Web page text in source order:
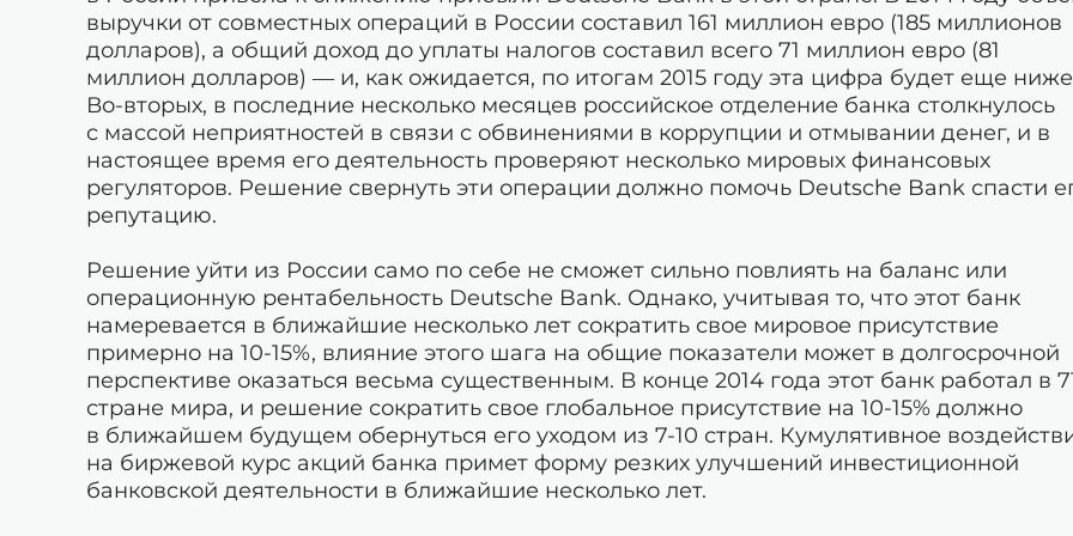
выручки от совместных операций в России составил 161 миллион евро (185 миллионов
долларов), а общий доход до уплаты налогов составил всего 71 миллион евро (81
миллион долларов) — и, как ожидается, по итогам 2015 году эта цифра будет еще
Во-вторых, в последние несколько месяцев российское отделение банка столкнулось
с массой неприятностей в связи с обвинениями в коррупции и отмывании денег, и в
настоящее время его деятельность проверяют несколько мировых финансовых
регуляторов. Решение свернуть эти операции должно помочь Deutsche Bank спасти
репутацию.
Решение уйти из России само по себе не сможет сильно повлиять на баланс или
операционную рентабельность Deutsche Bank. Однако, учитывая то, что этот банк
намеревается в ближайшие несколько лет сократить свое мировое присутствие
примерно на 10-15%, влияние этого шага на общие показатели может в долгосрочной
перспективе оказаться весьма существенным. В конце 2014 года этот банк работал в
стране мира, и решение сократить свое глобальное присутствие на 10-15% должно
в ближайшем будущем обернуться его уходом из 7-10 стран. Кумулятивное
на биржевой курс акций банка примет форму резких улучшений инвестиционной
банковской деятельности в ближайшие несколько лет.